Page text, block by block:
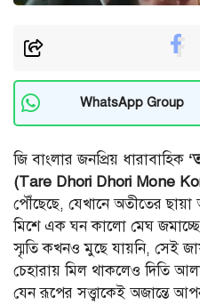
WhatsApp Group
জি বাংলার জনপ্রিয় ধারাবাহিক
(Tare Dhori Dhori Mone
পৌঁছেছে, যেখানে অতীতের
মিশে এক ঘন কালো মেঘ
স্মৃতি কখনও মুছে যায়নি, সেই
চেহারায় মিল থাকলেও দিতি
যেন রূপের সত্ত্বাকেই অজান্তে